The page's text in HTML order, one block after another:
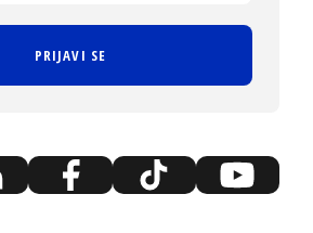
PRIJAVI SE